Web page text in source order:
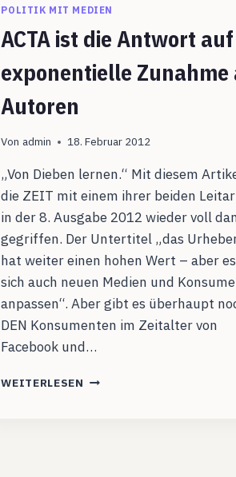
POLITIK MIT MEDIEN
ACTA ist die Antwort
exponentielle Zunahme
Autoren
Von admin 18. Februar 2012
„Von Dieben lernen.“ Mit diesem
die ZEIT mit einem ihrer beiden
in der 8. Ausgabe 2012 wieder voll
gegriffen. Der Untertitel „das
hat weiter einen hohen Wert – aber
sich auch neuen Medien und
anpassen“. Aber gibt es überhaupt
DEN Konsumenten im Zeitalter von
Facebook und…
WEITERLESEN ACTA